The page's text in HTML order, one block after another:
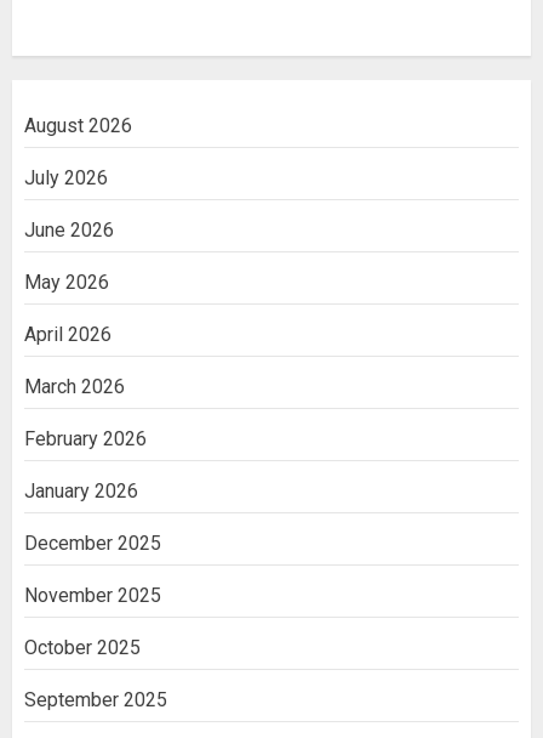
August 2026
July 2026
June 2026
May 2026
April 2026
March 2026
February 2026
January 2026
December 2025
November 2025
October 2025
September 2025